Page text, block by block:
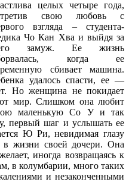
целых четыре года,
свою любовь с
взгляда – студента-
Чо Кан Хва и выйдя за
замуж. Ее жизнь
когда ее
сбивает машина.
удалось спасти, ее —
Но женщина не покидает
мир. Слишком она любит
маленькую Со У и так
первый шаг и услышать ее
Ю Ри, невидимая глазу
в жизни своей дочери. Она
иногда возвращаясь к
в колумбарии, много таких
и незаконченными